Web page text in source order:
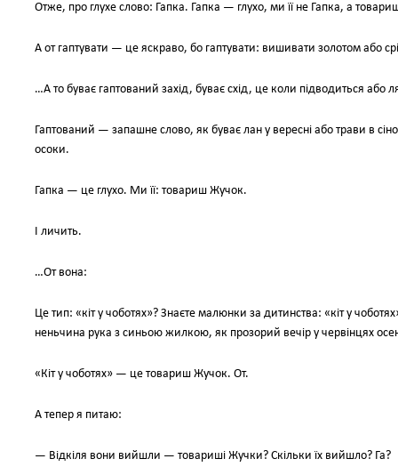
Отже, про глухе слово: Гапка. Гапка — глухо, ми її не Гапка, а
А от гаптувати — це яскраво, бо гаптувати: вишивати золотом або
…А то буває гаптований захід, буває схід, це коли підводиться або
Гаптований — запашне слово, як буває лан у вересні або трави в
осоки.
Гапка — це глухо. Ми її: товариш Жучок.
І личить.
…От вона:
Це тип: «кіт у чоботях»? Знаєте малюнки за дитинства: «кіт у
неньчина рука з синьою жилкою, як прозорий вечір у червінцях
«Кіт у чоботях» — це товариш Жучок. От.
А тепер я питаю:
— Відкіля вони вийшли — товариші Жучки? Скільки їх вийшло? Га?